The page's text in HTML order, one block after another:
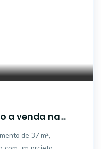
a venda na
de 37 m²,